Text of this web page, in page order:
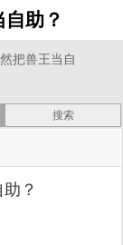
助？
把兽王当自
？